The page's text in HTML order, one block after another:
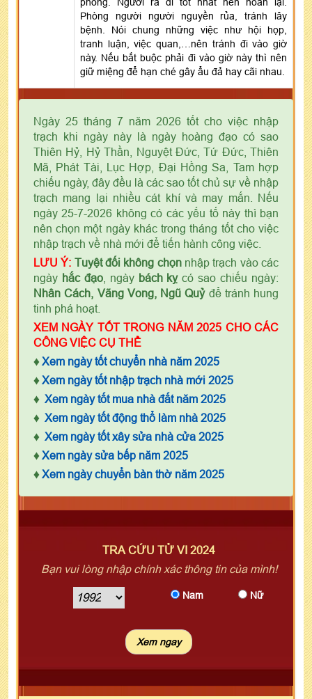
Phòng người người nguyền rủa, tránh lây
bệnh. Nói chung những việc như hội họp,
tranh luận, việc quan,…nên tránh đi vào giờ
này. Nếu bắt buộc phải đi vào giờ này thì nên
giữ miệng để hạn ché gây ẩu đả hay cãi nhau.
Ngày 25 tháng 7 năm 2026 tốt cho việc nhập
trạch khi ngày này là ngày hoàng đạo có sao
Thiên Hỷ, Hỷ Thần, Nguyệt Đức, Tứ Đức, Thiên
Mã, Phát Tài, Lục Hợp, Đại Hồng Sa, Tam hợp
chiếu ngày, đây đều là các sao tốt chủ sự về nhập
trạch mang lại nhiều cát khí và may mắn. Nếu
ngày 25-7-2026 không có các yếu tố này thì bạn
nên chọn một ngày khác trong tháng tốt cho việc
nhập trạch về nhà mới để tiến hành công việc.
LƯU Ý: Tuyệt đối không chọnnhập trạch vào các
ngày hắc đạo, ngày bách kỵcó sao chiếu ngày:
Nhân Cách, Vãng Vong, Ngũ Quỷđể tránh hung
tinh phá hoạt.
XEM NGÀY TỐT TRONG NĂM 2025 CHO CÁC
CÔNG VIỆC CỤ THỂ
♦ Xem ngày tốt chuyển nhà năm 2025
♦ Xem ngày tốt nhập trạch nhà mới 2025
♦ Xem ngày tốt mua nhà đất năm 2025
♦ Xem ngày tốt động thổ làm nhà 2025
♦ Xem ngày tốt xây sửa nhà cửa 2025
♦ Xem ngày sửa bếp năm 2025
♦ Xem ngày chuyển bàn thờ năm 2025
TRA CỨU TỬ VI 2024
Bạn vui lòng nhập chính xác thông tin của mình!
Nam Nữ